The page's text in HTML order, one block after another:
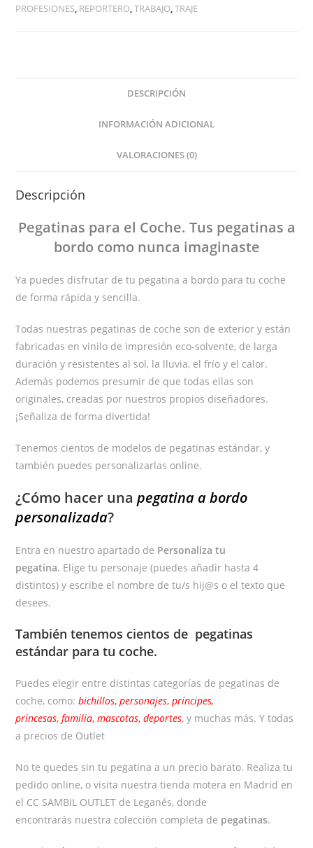
PROFESIONES, REPORTERO,TRABAJO,TRAJE
DESCRIPCIÓN
INFORMACIÓN ADICIONAL
VALORACIONES (0)
Descripción
Pegatinas para el Coche. Tus pegatinas a
bordocomo nunca imaginaste
Ya puedes disfrutar de tu pegatina a bordo para tu coche
de forma rápida y sencilla.
Todas nuestras pegatinas de coche son de exterior y están
fabricadas en vinilo de impresión eco-solvente, de larga
duración y resistentes al sol, la lluvia, el frío y el calor.
Además podemos presumir de que todas ellas son
originales, creadas por nuestros propios diseñadores.
¡Señaliza de forma divertida!
Tenemos cientos de modelos de pegatinas estándar, y
también puedes personalizarlas online.
¿Cómo hacer unapegatina a bordo
personalizada?
Entra en nuestro apartado de Personaliza tu
pegatina. Elige tu personaje (puedes añadir hasta 4
distintos) y escribe el nombre de tu/s hij@s o el texto que
desees.
También tenemos cientos de pegatinas
estándar para tu coche.
Puedes elegir entre distintas categorías de pegatinas de
coche, como:bichillos,personajes,príncipes,
princesas,familia,mascotas,deportes, y muchas más. Y todas
a precios de Outlet
No te quedes sin tu pegatina a un precio barato. Realiza tu
pedido online, o visita nuestra tienda motera en Madrid en
el CC SAMBIL OUTLET de Leganés, donde
encontrarás nuestra colección completa de pegatinas.